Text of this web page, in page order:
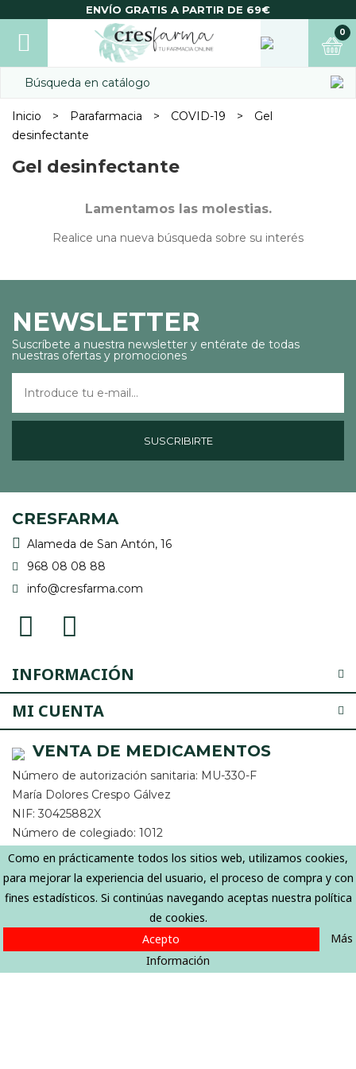
Como en prácticamente todos los sitios web, utilizamos cookies,
para mejorar la experiencia del usuario, el proceso de compra y con
fines estadísticos. Si continúas navegando aceptas nuestra política
de cookies.
Acepto
Más
Información
ENVÍO GRATIS A PARTIR DE 69€
0
Inicio Parafarmacia COVID-19
Gel
desinfectante
Gel desinfectante
Lamentamos las molestias.
Realice una nueva búsqueda sobre su interés
NEWSLETTER
Suscríbete a nuestra newsletter y entérate de todas
nuestras ofertas y promociones
SUSCRIBIRTE
CRESFARMA
Alameda de San Antón, 16
968 08 08 88
info@cresfarma.com
INFORMACIÓN
MI CUENTA
VENTA DE MEDICAMENTOS
Número de autorización sanitaria: MU-330-F
María Dolores Crespo Gálvez
NIF: 30425882X
Número de colegiado: 1012
Colegio oficial de farmacéuticos de la Región de Murcia